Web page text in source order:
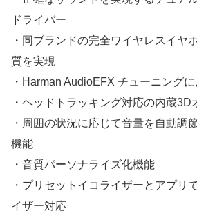
ドライバー
・同ブランドの完全ワイヤレスイヤ
質を実現
・Harman AudioEFX チューニング
・ヘッドトラッキング対応の内蔵3D
・周囲の状況に応じて音量を自動調
機能
・音質パーソナライズ化機能
・プリセットイコライザーとアプリ
イザー対応